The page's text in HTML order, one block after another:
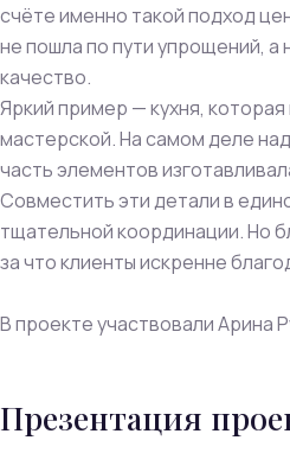
счёте именно такой подход
не пошла по пути упрощений,
качество.
Яркий пример — кухня,
мастерской. На самом деле
часть элементов
Совместить эти детали в
тщательной координации. Но
за что клиенты искренне
В проекте участвовали Арина
Презентация